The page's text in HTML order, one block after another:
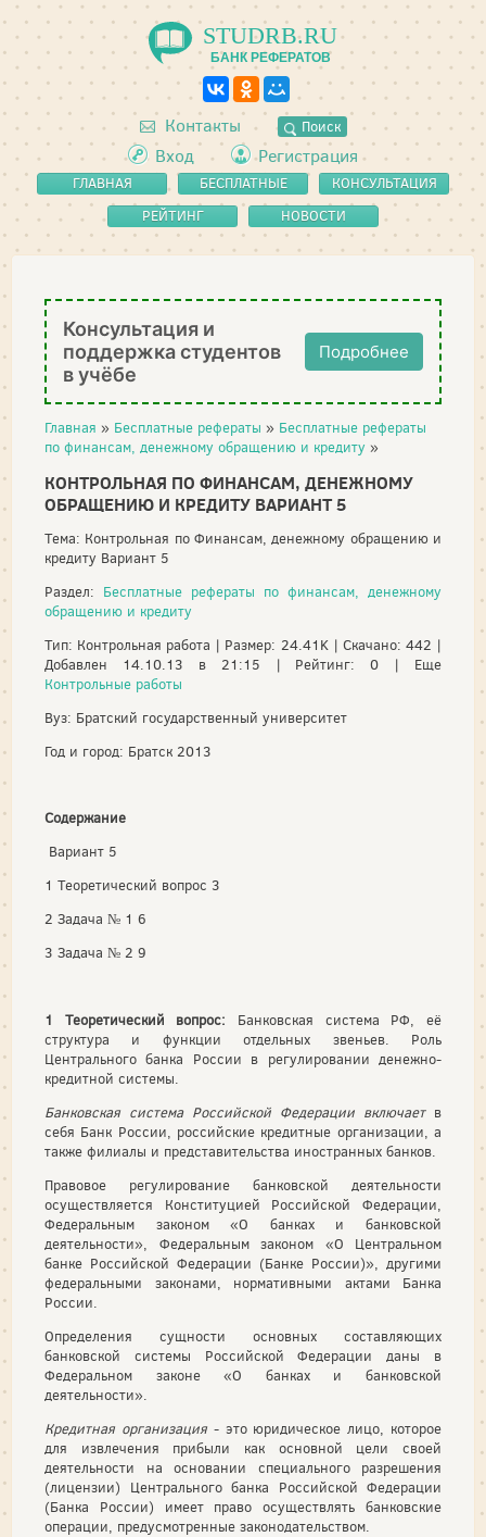
STUDRB.RU
БАНК РЕФЕРАТОВ
Контакты Поиск
Вход Регистрация
ГЛАВНАЯ
БЕСПЛАТНЫЕ
РЕФЕРАТЫ
КОНСУЛЬТАЦИЯ
РЕЙТИНГ
НОВОСТИ
Консультация и
поддержка студентов
в учёбе
Подробнее
Главная » Бесплатные рефераты » Бесплатные рефераты
по финансам, денежному обращению и кредиту »
КОНТРОЛЬНАЯ ПО ФИНАНСАМ, ДЕНЕЖНОМУ
ОБРАЩЕНИЮ И КРЕДИТУ ВАРИАНТ 5
Тема: Контрольная по Финансам, денежному обращению и
кредиту Вариант 5
Раздел: Бесплатные рефераты по финансам, денежному
обращению и кредиту
Тип: Контрольная работа | Размер: 24.41K | Скачано: 442 |
Добавлен 14.10.13 в 21:15 | Рейтинг: 0 | Еще
Контрольные работы
Вуз: Братский государственный университет
Год и город: Братск 2013
Содержание
Вариант 5
1 Теоретический вопрос 3
2 Задача № 1 6
3 Задача № 2 9
1 Теоретический вопрос: Банковская система РФ, её
структура и функции отдельных звеньев. Роль
Центрального банка России в регулировании денежно-
кредитной системы.
Банковская система Российской Федерации включаетв
себя Банк России, российские кредитные организации, а
также филиалы и представительства иностранных банков.
Правовое регулирование банковской деятельности
осуществляется Конституцией Российской Федерации,
Федеральным законом «О банках и банковской
деятельности», Федеральным законом «О Центральном
банке Российской Федерации (Банке России)», другими
федеральными законами, нормативными актами Банка
России.
Определения сущности основных составляющих
банковской системы Российской Федерации даны в
Федеральном законе «О банках и банковской
деятельности».
Кредитная организация- это юридическое лицо, которое
для извлечения прибыли как основной цели своей
деятельности на основании специального разрешения
(лицензии) Центрального банка Российской Федерации
(Банка России) имеет право осуществлять банковские
операции, предусмотренные законодательством.